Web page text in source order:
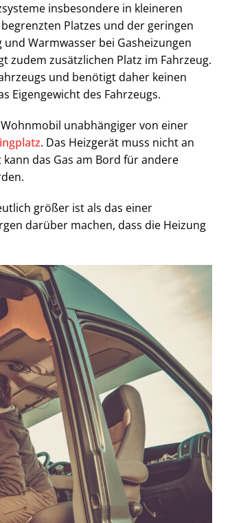
insbesondere in kleineren
Platzes und der geringen
Warmwasser bei Gasheizungen
zusätzlichen Platz im Fahrzeug.
und benötigt daher keinen
Eigengewicht des Fahrzeugs.
unabhängiger von einer
. Das Heizgerät muss nicht an
das Gas am Bord für andere
größer ist als das einer
darüber machen, dass die Heizung